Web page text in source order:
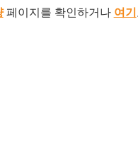
페이지를 확인하거나 여기